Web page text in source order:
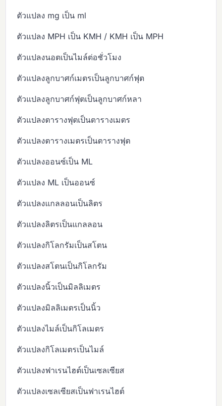
ตัวแปลง mg เป็น ml
ตัวแปลง MPH เป็น KMH / KMH เป็น MPH
ตัวแปลงนอตเป็นไมล์ต่อชั่วโมง
ตัวแปลงลูกบาศก์เมตรเป็นลูกบาศก์ฟุต
ตัวแปลงลูกบาศก์ฟุตเป็นลูกบาศก์หลา
ตัวแปลงตารางฟุตเป็นตารางเมตร
ตัวแปลงตารางเมตรเป็นตารางฟุต
ตัวแปลงออนซ์เป็น ML
ตัวแปลง ML เป็นออนซ์
ตัวแปลงแกลลอนเป็นลิตร
ตัวแปลงลิตรเป็นแกลลอน
ตัวแปลงกิโลกรัมเป็นสโตน
ตัวแปลงสโตนเป็นกิโลกรัม
ตัวแปลงนิ้วเป็นมิลลิเมตร
ตัวแปลงมิลลิเมตรเป็นนิ้ว
ตัวแปลงไมล์เป็นกิโลเมตร
ตัวแปลงกิโลเมตรเป็นไมล์
ตัวแปลงฟาเรนไฮต์เป็นเซลเซียส
ตัวแปลงเซลเซียสเป็นฟาเรนไฮต์